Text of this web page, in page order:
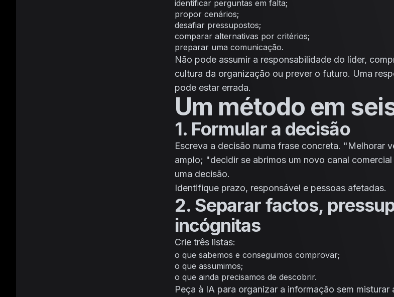
identificar perguntas em falta;
propor cenários;
desafiar pressupostos;
comparar alternativas por critérios;
preparar uma comunicação.
Não pode assumir a responsabilidade do líder,
cultura da organização ou prever o futuro. Uma
pode estar errada.
Um método em
1. Formular a decisão
Escreva a decisão numa frase concreta. "Melhorar
amplo; "decidir se abrimos um novo canal
uma decisão.
Identifique prazo, responsável e pessoas afetadas.
2. Separar factos,
incógnitas
Crie três listas:
o que sabemos e conseguimos comprovar;
o que assumimos;
o que ainda precisamos de descobrir.
Peça à IA para organizar a informação sem misturar